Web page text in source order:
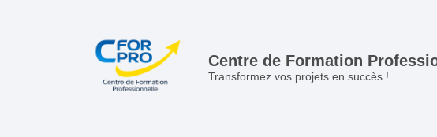
Centre de Formation
Transformez vos projets en succès !